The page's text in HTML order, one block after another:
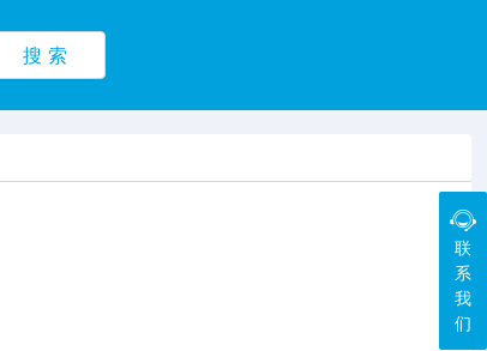
搜 索
联
系
我
们